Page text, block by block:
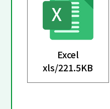
Excel
xls/221.5KB